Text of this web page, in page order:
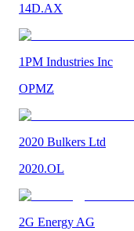
14D.AX
1PM Industries Inc
OPMZ
2020 Bulkers Ltd
2020.OL
2G Energy AG